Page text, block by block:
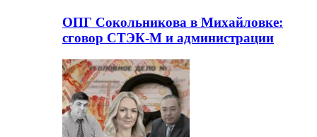
ОПГ Сокольникова в Михайловке:
сговор СТЭК-М и администрации